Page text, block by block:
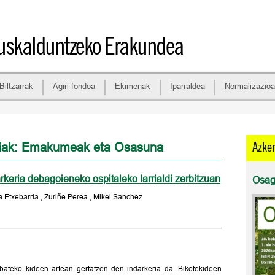
Erakundea
Biltzarrak Agiri fondoa Ekimenak Iparraldea Normalizazioa
Emakumeak eta Osasuna
debagoieneko ospitaleko larrialdi zerbitzuan
, Zuriñe Perea , Mikel Sanchez
kideen artean gertatzen den indarkeria da. Bikotekideen